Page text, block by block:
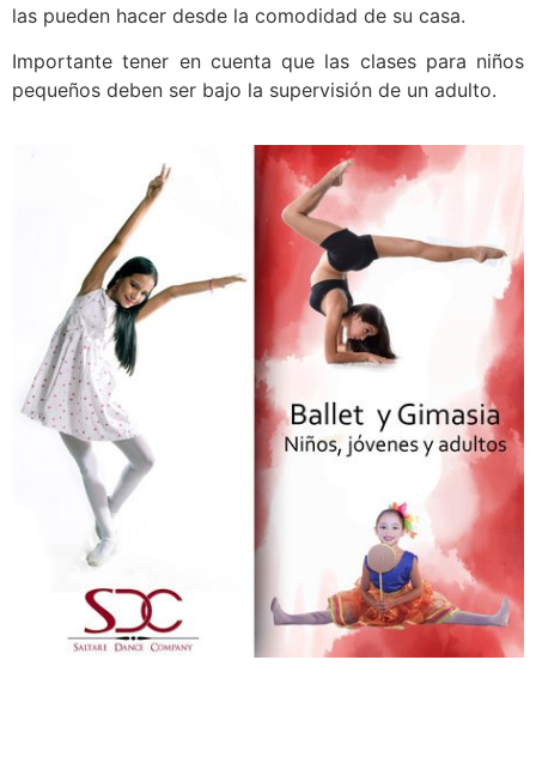
las pueden hacer desde la comodidad de su casa.
Importante tener en cuenta que las clases para niños
pequeños deben ser bajo la supervisión de un adulto.